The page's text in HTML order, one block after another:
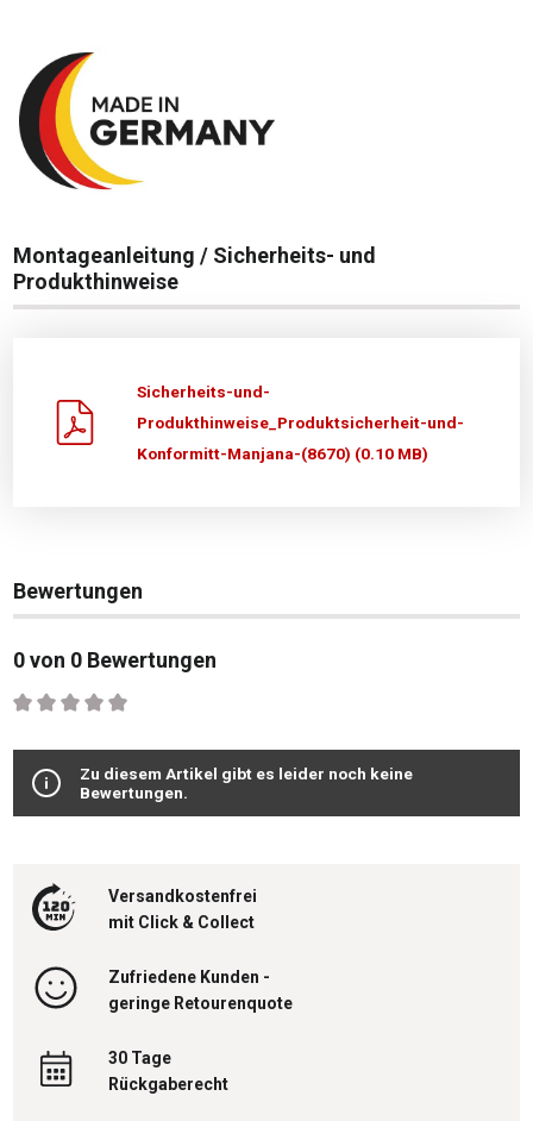
Montageanleitung / Sicherheits- und
Produkthinweise
Sicherheits-und-
Produkthinweise_Produktsicherheit-und-
Konformitt-Manjana-(8670) (0.10 MB)
Bewertungen
0 von 0 Bewertungen
Durchschnittliche Bewertung von 0 von 5 Sternen
Zu diesem Artikel gibt es leider noch keine
Bewertungen.
Versandkostenfrei
mit Click & Collect
Zufriedene Kunden -
geringe Retourenquote
30 Tage
Rückgaberecht